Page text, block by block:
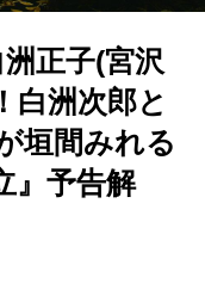
正子(宮沢
白洲次郎と
垣間みれる
』予告解